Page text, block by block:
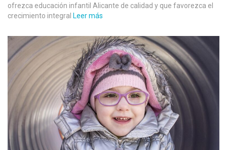
ofrezca educación infantil Alicante de calidad y que favorezca el
crecimiento integral Leer más